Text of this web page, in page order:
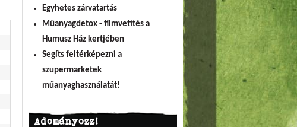
Egyhetes zárvatartás
Műanyagdetox - filmvetítés a
Humusz Ház kertjében
Segíts feltérképezni a
szupermarketek
műanyaghasználatát!
Adományozz!